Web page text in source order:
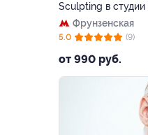
Sculpting в
Фрунзенская
от 990 руб.
5.0 (9)